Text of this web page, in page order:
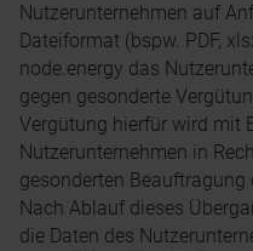
Nutzerunternehmen auf
Dateiformat (bspw. PDF,
node.energy das
gegen gesonderte
Vergütung hierfür wird mit
Nutzerunternehmen in
gesonderten
Nach Ablauf dieses
die Daten des